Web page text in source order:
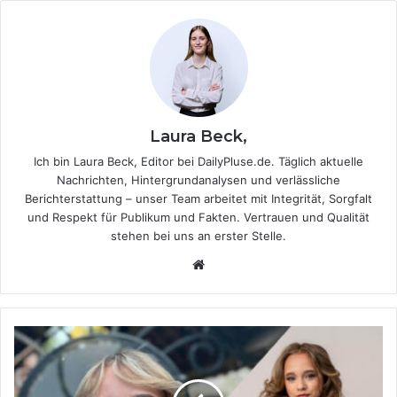
Laura Beck,
Ich bin Laura Beck, Editor bei DailyPluse.de. Täglich aktuelle
Nachrichten, Hintergrundanalysen und verlässliche
Berichterstattung – unser Team arbeitet mit Integrität, Sorgfalt
und Respekt für Publikum und Fakten. Vertrauen und Qualität
stehen bei uns an erster Stelle.
te
E
i
n
e